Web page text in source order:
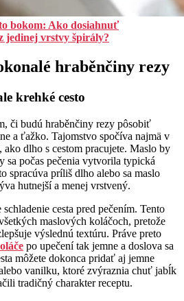
bokom: Ako dosiahnuť
jedinej vrstvy špirály?
hraběnčiny rezy
krehké cesto
či budú hraběnčiny rezy pôsobiť
a ťažko. Tajomstvo spočíva najmä v
dlho s cestom pracujete. Maslo by
sa počas pečenia vytvorila typická
spracúva príliš dlho alebo sa maslo
hutnejší a menej vrstvený.
cesta pred pečením. Tento
maslových koláčoch, pretože
výslednú textúru. Práve preto
po upečení tak jemne a doslova sa
môžete dokonca pridať aj jemne
vanilku, ktoré zvýraznia chuť jabĺk
tradičný charakter receptu.